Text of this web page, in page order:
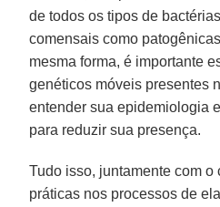
de todos os tipos de
comensais como
mesma forma, é importante
genéticos móveis presentes
entender sua epidemiologia
para reduzir sua presença.
Tudo isso, juntamente com
práticas nos processos de